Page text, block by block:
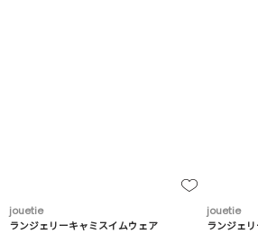
jouetie
ランジェリーキャミスイムウェア
jouetie
ランジェ